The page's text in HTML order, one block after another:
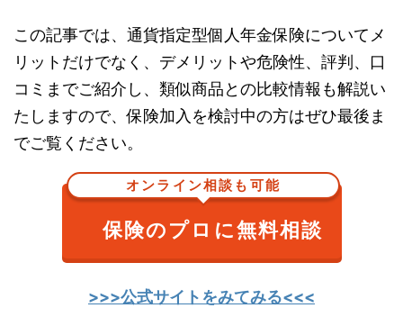
この記事では、通貨指定型個人年金保険についてメ
リットだけでなく、デメリットや危険性、評判、口
コミまでご紹介し、類似商品との比較情報も解説い
たしますので、保険加入を検討中の方はぜひ最後ま
でご覧ください。
オンライン相談も可能
保険のプロに無料相談
>>>公式サイトをみてみる<<<